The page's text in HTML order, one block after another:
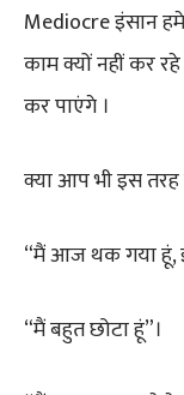
Mediocre इंसान
काम क्यों नहीं कर
कर पाएंगे ।
क्या आप भी इस
“मैं आज थक गया हूं,
“मैं बहुत छोटा हूं”।